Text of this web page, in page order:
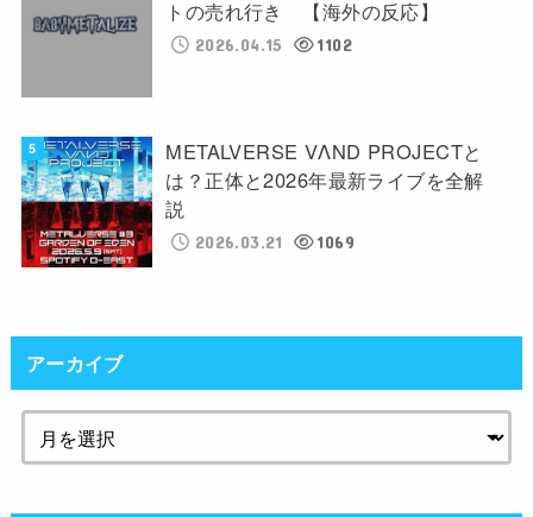
トの売れ行き 【海外の反応】
2026.04.15 1102
METALVERSE VΛND PROJECTと
は？正体と2026年最新ライブを全解
説
2026.03.21 1069
アーカイブ